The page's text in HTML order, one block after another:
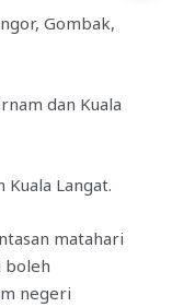
Gombak,
dan Kuala
Langat.
matahari
boleh
negeri